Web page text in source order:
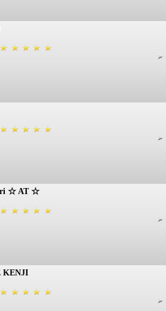
☆ AT ☆
KENJI